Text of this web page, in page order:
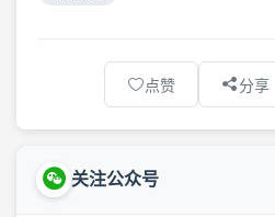
点赞 分享
关注公众号